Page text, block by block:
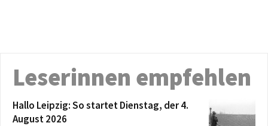
Leserinnen empfehlen
Hallo Leipzig: So startet Dienstag, der 4.
August 2026